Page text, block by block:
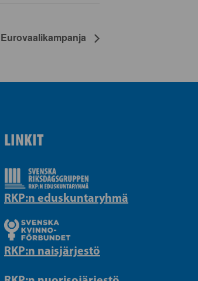
LINKIT
RKP:n eduskuntaryhmä
RKP:n naisjärjestö